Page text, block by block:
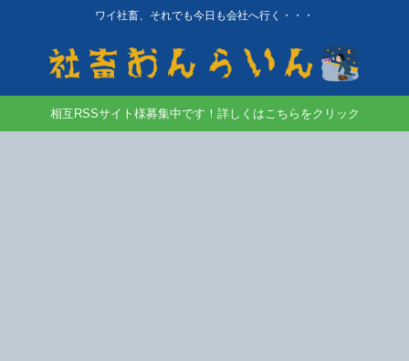
ワイ社畜、それでも今日も会社へ行く・・・
相互RSSサイト様募集中です！詳しくはこちらをクリック